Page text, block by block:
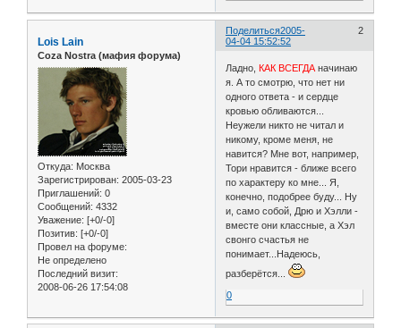
Поделиться 2
2005-
04-04 15:52:52
Lois Lain
Coza Nostra (мафия форума)
Откуда: Москва
Зарегистрирован: 2005-03-23
Приглашений: 0
Сообщений: 4332
Уважение: [+0/-0]
Позитив: [+0/-0]
Провел на форуме:
Не определено
Последний визит:
2008-06-26 17:54:08
Ладно, КАК ВСЕГДА начинаю
я. А то смотрю, что нет ни
одного ответа - и сердце
кровью обливаются...
Неужели никто не читал и
никому, кроме меня, не
навится? Мне вот, например,
Тори нравится - ближе всего
по характеру ко мне... Я,
конечно, подобрее буду... Ну
и, само собой, Дрю и Хэлли -
вместе они классные, а Хэл
свонго счастья не
понимает...Надеюсь,
разберётся...
0